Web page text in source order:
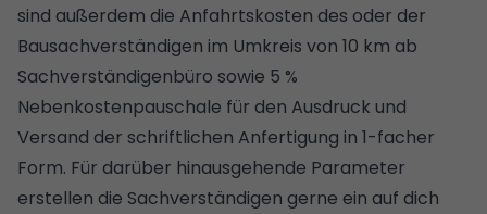
sind außerdem die Anfahrtskosten des oder der
Bausachverständigen im Umkreis von 10 km ab
Sachverständigenbüro sowie 5 %
Nebenkostenpauschale für den Ausdruck und
Versand der schriftlichen Anfertigung in 1-facher
Form. Für darüber hinausgehende Parameter
erstellen die Sachverständigen gerne ein auf dich